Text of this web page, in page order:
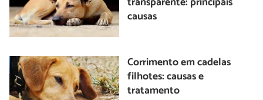
causas
Corrimento em cadelas
filhotes: causas e
tratamento